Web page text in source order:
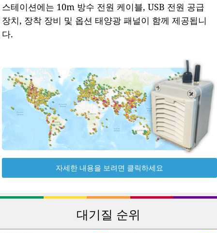
스테이션에는 10m 방수 전원 케이블, USB 전원 공급
장치, 장착 장비 및 옵션 태양광 패널이 함께 제공됩니
다.
자세한 내용을 보려면 클릭하세요
대기질 순위